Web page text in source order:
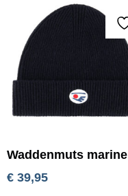
Waddenmuts marine
€ 39,95